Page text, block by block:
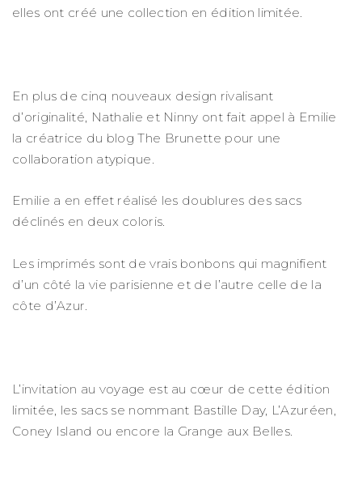
elles ont créé une collection en édition limitée.
En plus de cinq nouveaux design rivalisant
d’originalité, Nathalie et Ninny ont fait appel à Emilie
la créatrice du blog The Brunette pour une
collaboration atypique.
Emilie a en effet réalisé les doublures des sacs
déclinés en deux coloris.
Les imprimés sont de vrais bonbons qui magnifient
d’un côté la vie parisienne et de l’autre celle de la
côte d’Azur.
L’invitation au voyage est au cœur de cette édition
limitée, les sacs se nommant Bastille Day, L’Azuréen,
Coney Island ou encore la Grange aux Belles.